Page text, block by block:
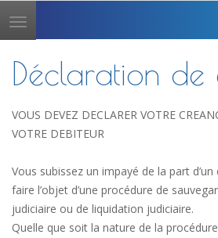
Toggle
navigation
Déclaration de
VOUS DEVEZ DECLARER VOTRE
VOTRE DEBITEUR
Vous subissez un impayé de la part
faire l’objet d’une procédure de
judiciaire ou de liquidation judiciaire.
Quelle que soit la nature de la